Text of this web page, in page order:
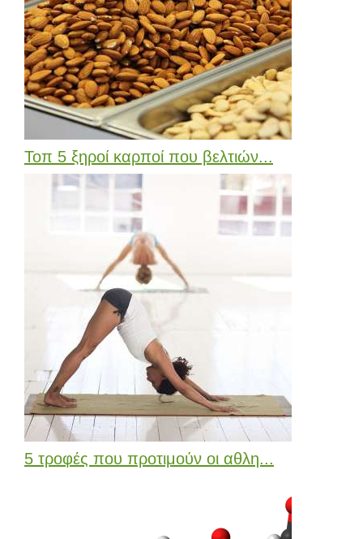
Τοπ 5 ξηροί καρποί που βελτιών...
5 τροφές που προτιμούν οι αθλη...